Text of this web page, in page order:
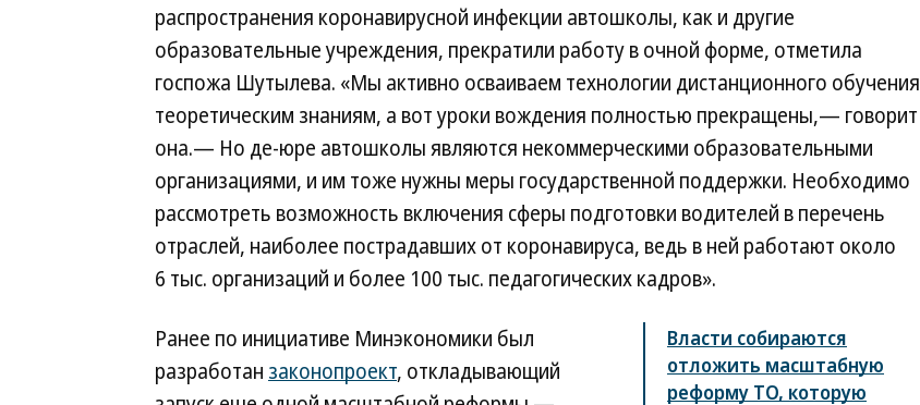
распространения коронавирусной инфекции автошколы, как и другие
образовательные учреждения, прекратили работу в очной форме, отметила
госпожа Шутылева. «Мы активно осваиваем технологии дистанционного обучения
теоретическим знаниям, а вот уроки вождения полностью прекращены,— говорит
она.— Но де-юре автошколы являются некоммерческими образовательными
организациями, и им тоже нужны меры государственной поддержки. Необходимо
рассмотреть возможность включения сферы подготовки водителей в перечень
отраслей, наиболее пострадавших от коронавируса, ведь в ней работают около
6 тыс. организаций и более 100 тыс. педагогических кадров».
Власти собираются
отложить масштабную
реформу ТО, которую
Ранее по инициативе Минэкономики был
разработан законопроект, откладывающий